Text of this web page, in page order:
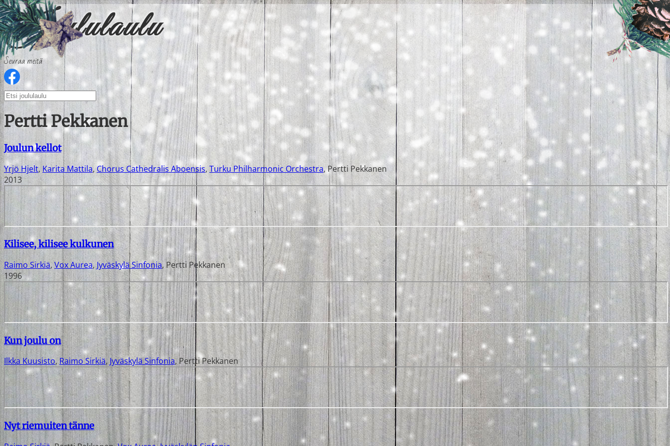
Seuraa meitä
Pertti Pekkanen
Joulun kellot
Yrjö Hjelt, Karita Mattila,Chorus Cathedralis Aboensis, Turku Philharmonic Orchestra,Pertti Pekkanen
2013
Kilisee, kilisee kulkunen
Raimo Sirkiä,Vox Aurea,Jyväskylä Sinfonia, Pertti Pekkanen
1996
Kun joulu on
Ilkka Kuusisto,Raimo Sirkiä,Jyväskylä Sinfonia,Pertti Pekkanen
Nyt riemuiten tänne